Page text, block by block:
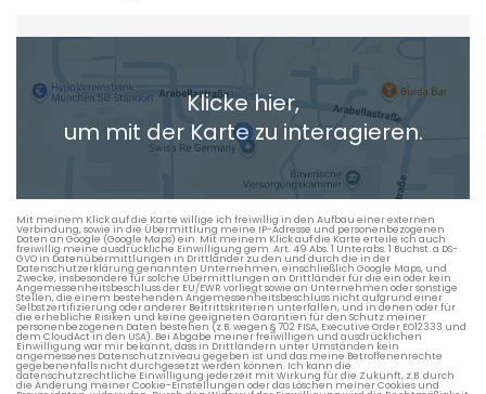
Heimatadresse oder Wunschort
+ Aktuellen Standort hinzufügen
Die berechneten Anreisezeiten basieren auf den
Verkehrsdaten eines typischen Dienstag morgens um 8:30.
Klicke hier,
um mit der Karte zu interagieren.
Mit meinem Klick auf die Karte willige ich freiwillig in den Aufbau einer externen
Verbindung, sowie in die Übermittlung meine IP-Adresse und personenbezogenen
Daten an Google (Google Maps) ein. Mit meinem Klick auf die Karte erteile ich auch
freiwillig meine ausdrückliche Einwilligung gem. Art. 49 Abs. 1 Unterabs. 1 Buchst. a DS-
GVO in Datenübermittlungen in Drittländer zu den und durch die in der
Datenschutzerklärung genannten Unternehmen, einschließlich Google Maps, und
Zwecke, insbesondere für solche Übermittlungen an Drittländer für die ein oder kein
Angemessenheitsbeschluss der EU/EWR vorliegt sowie an Unternehmen oder sonstige
Stellen, die einem bestehenden Angemessenheitsbeschluss nicht aufgrund einer
Selbstzertifizierung oder anderer Beitrittskriterien unterfallen, und in denen oder für
die erhebliche Risiken und keine geeigneten Garantien für den Schutz meiner
personenbezogenen Daten bestehen (z.B. wegen § 702 FISA, Executive Order EO12333 und
dem CloudAct in den USA). Bei Abgabe meiner freiwilligen und ausdrücklichen
Einwilligung war mir bekannt, dass in Drittländern unter Umständen kein
angemessenes Datenschutzniveau gegeben ist und das meine Betroffenenrechte
gegebenenfalls nicht durchgesetzt werden können. Ich kann die
datenschutzrechtliche Einwilligung jederzeit mit Wirkung für die Zukunft, z.B. durch
die Änderung meiner Cookie-Einstellungen oder das Löschen meiner Cookies und